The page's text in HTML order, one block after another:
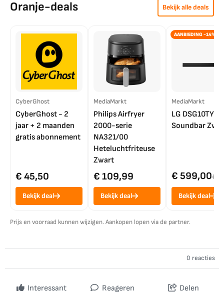
Oranje-deals Bekijk alle deals
CyberGhost
CyberGhost - 2
jaar + 2 maanden
gratis abonnement
€ 45,50
Bekijk deal
MediaMarkt
Philips Airfryer
2000-serie
NA321/00
Heteluchtfriteuse
Zwart
€ 109,99
Bekijk deal
AANBIEDING -14%
MediaMarkt
LG DSG10TY
Soundbar
€ 599,00€
Bekijk deal
Prijs en voorraad kunnen wijzigen. Aankopen lopen via de partner.
0 reacties
Interessant Reageren Delen